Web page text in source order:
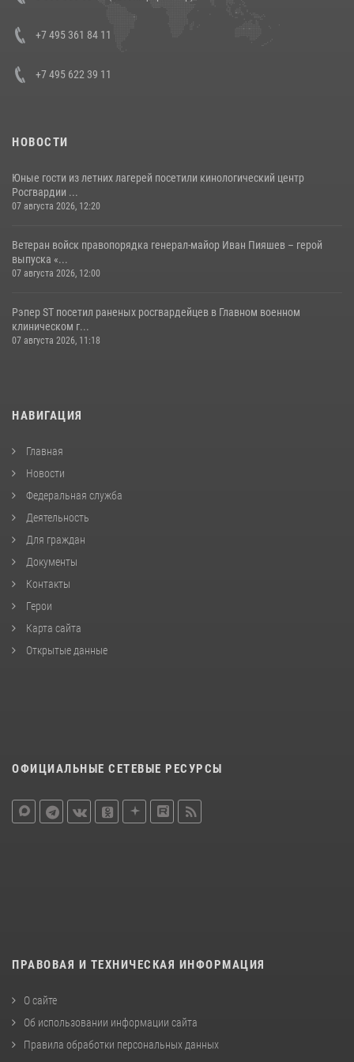
+7 495 361 84 11
+7 495 622 39 11
НОВОСТИ
Юные гости из летних лагерей посетили кинологический центр
Росгвардии ...
07 августа 2026, 12:20
Ветеран войск правопорядка генерал-майор Иван Пияшев – герой
выпуска «...
07 августа 2026, 12:00
Рэпер ST посетил раненых росгвардейцев в Главном военном
клиническом г...
07 августа 2026, 11:18
НАВИГАЦИЯ
Главная
Новости
Федеральная служба
Деятельность
Для граждан
Документы
Контакты
Герои
Карта сайта
Открытые данные
ОФИЦИАЛЬНЫЕ СЕТЕВЫЕ РЕСУРСЫ
ПРАВОВАЯ И ТЕХНИЧЕСКАЯ ИНФОРМАЦИЯ
О сайте
Об использовании информации сайта
Правила обработки персональных данных